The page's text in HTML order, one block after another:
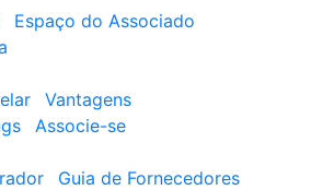
Espaço do Associado
Vantagens
Associe-se
Guia de Fornecedores